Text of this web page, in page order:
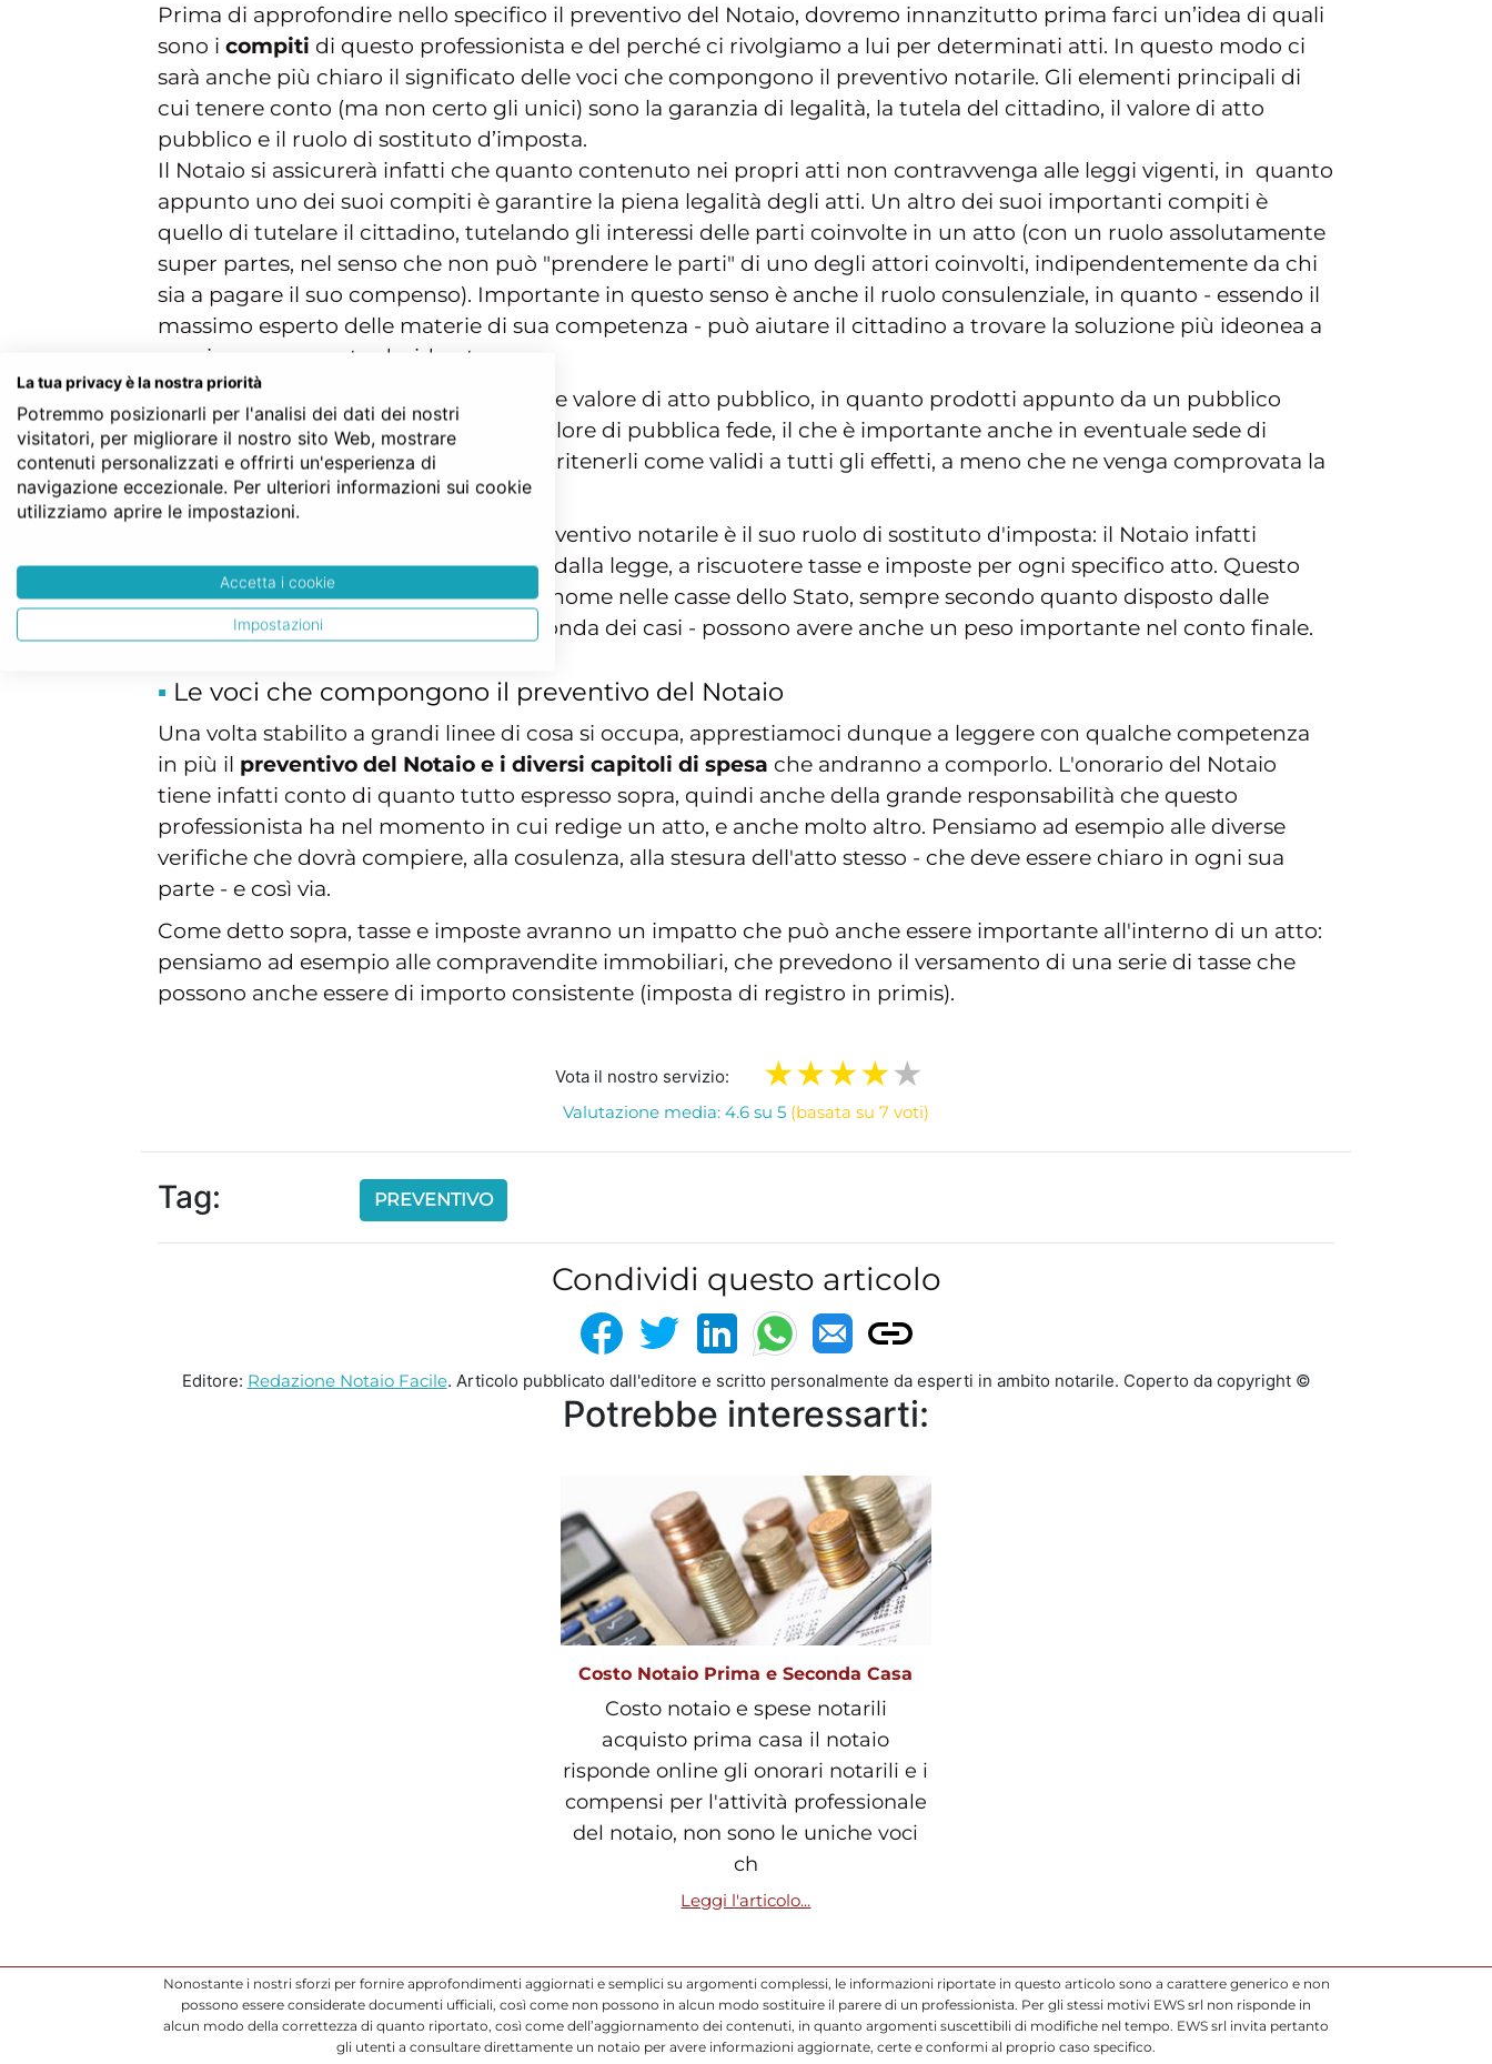
Prima di approfondire nello specifico il preventivo del Notaio, dovremo innanzitutto prima farci un’idea di quali
sono i compiti di questo professionista e del perché ci rivolgiamo a lui per determinati atti. In questo modo ci
sarà anche più chiaro il significato delle voci che compongono il preventivo notarile. Gli elementi principali di
cui tenere conto (ma non certo gli unici) sono la garanzia di legalità, la tutela del cittadino, il valore di atto
pubblico e il ruolo di sostituto d’imposta.
Il Notaio si assicurerà infatti che quanto contenuto nei propri atti non contravvenga alle leggi vigenti, in quanto
appunto uno dei suoi compiti è garantire la piena legalità degli atti. Un altro dei suoi importanti compiti è
quello di tutelare il cittadino, tutelando gli interessi delle parti coinvolte in un atto (con un ruolo assolutamente
super partes, nel senso che non può "prendere le parti" di uno degli attori coinvolti, indipendentemente da chi
sia a pagare il suo compenso). Importante in questo senso è anche il ruolo consulenziale, in quanto - essendo il
massimo esperto delle materie di sua competenza - può aiutare il cittadino a trovare la soluzione più ideonea a
raggiungere quanto desiderato.
atti
redatti dal Notaio hanno inoltre valore di atto pubblico, in quanto prodotti appunto da un pubblico
ufficiale. Ecco anche perché hanno valore di pubblica fede, il che è importante anche in eventuale sede di
giudizio: anche il giudice dovrà infatti ritenerli come validi a tutti gli effetti, a meno che ne venga comprovata la
falsità.
Un ruolo che avrà un suo peso nel preventivo notarile è il suo ruolo di sostituto d'imposta: il Notaio infatti
provvederà, secondo quanto previsto dalla legge, a riscuotere tasse e imposte per ogni specifico atto. Questo
denaro sarà dunque versato a nostro nome nelle casse dello Stato, sempre secondo quanto disposto dalle
normative: si tratta di voci che - a seconda dei casi - possono avere anche un peso importante nel conto finale.
Le voci che compongono il preventivo del Notaio
Una volta stabilito a grandi linee di cosa si occupa, apprestiamoci dunque a leggere con qualche competenza
in più il preventivo del Notaio e i diversi capitoli di spesa che andranno a comporlo. L'onorario del Notaio
tiene infatti conto di quanto tutto espresso sopra, quindi anche della grande responsabilità che questo
professionista ha nel momento in cui redige un atto, e anche molto altro. Pensiamo ad esempio alle diverse
verifiche che dovrà compiere, alla cosulenza, alla stesura dell'atto stesso - che deve essere chiaro in ogni sua
parte - e così via.
Come detto sopra, tasse e imposte avranno un impatto che può anche essere importante all'interno di un atto:
pensiamo ad esempio alle compravendite immobiliari, che prevedono il versamento di una serie di tasse che
possono anche essere di importo consistente (imposta di registro in primis).
Vota il nostro servizio:
Valutazione media: 4.6 su 5 (basata su 7 voti)
Tag: PREVENTIVO
Condividi questo articolo
Editore: Redazione Notaio Facile. Articolo pubblicato dall'editore e scritto personalmente da esperti in ambito notarile. Coperto da copyright ©
Potrebbe interessarti:
Costo Notaio Prima e Seconda Casa
Costo notaio e spese notarili
acquisto prima casa il notaio
risponde online gli onorari notarili e i
compensi per l'attività professionale
del notaio, non sono le uniche voci
ch
Leggi l'articolo...
Nonostante i nostri sforzi per fornire approfondimenti aggiornati e semplici su argomenti complessi, le informazioni riportate in questo articolo sono a carattere generico e non
possono essere considerate documenti ufficiali, così come non possono in alcun modo sostituire il parere di un professionista. Per gli stessi motivi EWS srl non risponde in
alcun modo della correttezza di quanto riportato, così come dell’aggiornamento dei contenuti, in quanto argomenti suscettibili di modifiche nel tempo. EWS srl invita pertanto
gli utenti a consultare direttamente un notaio per avere informazioni aggiornate, certe e conformi al proprio caso specifico.
La tua privacy è la nostra priorità
Potremmo posizionarli per l'analisi dei dati dei nostri
visitatori, per migliorare il nostro sito Web, mostrare
contenuti personalizzati e offrirti un'esperienza di
navigazione eccezionale. Per ulteriori informazioni sui cookie
utilizziamo aprire le impostazioni.
Accetta i cookie
Impostazioni